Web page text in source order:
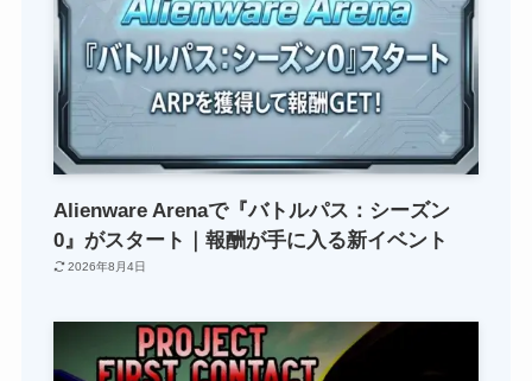
Alienware Arenaで『バトルパス：シーズン
0』がスタート｜報酬が手に入る新イベント
2026年8月4日